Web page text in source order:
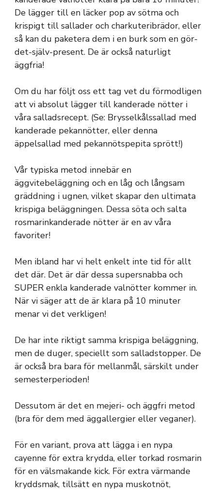
De lägger till en läcker pop av sötma och
krispigt till sallader och charkuteribrädor, eller
så kan du paketera dem i en burk som en gör-
det-själv-present. De är också naturligt
äggfria!
Om du har följt oss ett tag vet du förmodligen
att vi absolut lägger till kanderade nötter i
våra salladsrecept. (Se: Brysselkålssallad med
kanderade pekannötter, eller denna
äppelsallad med pekannötspepita sprött!)
Vår typiska metod innebär en
äggvitebeläggning och en låg och långsam
gräddning i ugnen, vilket skapar den ultimata
krispiga beläggningen. Dessa söta och salta
rosmarinkanderade nötter är en av våra
favoriter!
Men ibland har vi helt enkelt inte tid för allt
det där. Det är där dessa supersnabba och
SUPER enkla kanderade valnötter kommer in.
När vi säger att de är klara på 10 minuter
menar vi det verkligen!
De har inte riktigt samma krispiga beläggning,
men de duger, speciellt som salladstopper. De
är också bra bara för mellanmål, särskilt under
semesterperioden!
Dessutom är det en mejeri- och äggfri metod
(bra för dem med äggallergier eller veganer).
För en variant, prova att lägga i en nypa
cayenne för extra krydda, eller torkad rosmarin
för en välsmakande kick. För extra värmande
kryddsmak, tillsätt en nypa muskotnöt,